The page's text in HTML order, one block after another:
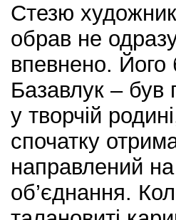
Стезю
обрав не
впевнено. Його
Базавлук –
у творчій
спочатку
направлений
об’єднання.